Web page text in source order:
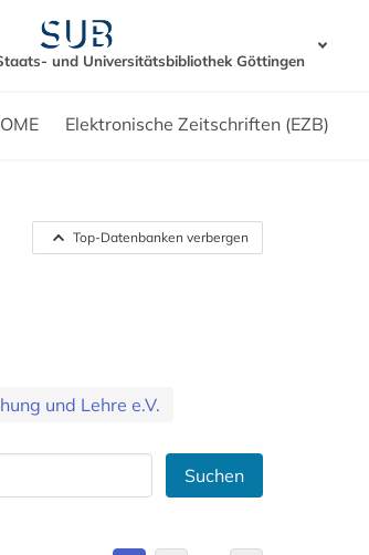
und Universitätsbibliothek Göttingen
Elektronische Zeitschriften (EZB)
Top-Datenbanken verbergen
und Lehre e.V.
Suchen